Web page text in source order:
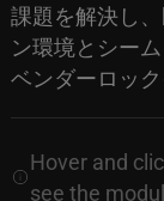
課題を解決し
ン環境とシー
ベンダーロッ
Hover and
see the